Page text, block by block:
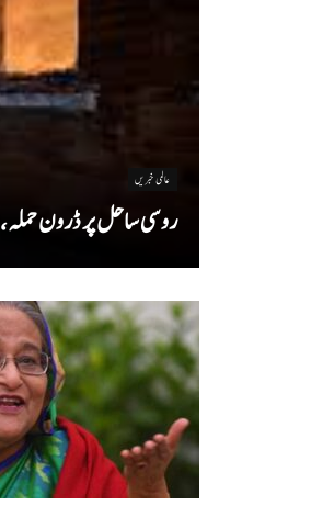
عالمی خبریں
روسی ساحل پر ڈرون حملہ، 3 بچوں سمیت 7 افراد ہلاک